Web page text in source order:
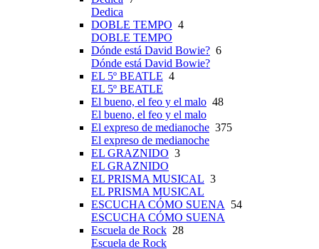
Dedica
DOBLE TEMPO 4
DOBLE TEMPO
Dónde está David Bowie? 6
Dónde está David Bowie?
EL 5º BEATLE 4
EL 5º BEATLE
El bueno, el feo y el malo 48
El bueno, el feo y el malo
El expreso de medianoche 375
El expreso de medianoche
EL GRAZNIDO 3
EL GRAZNIDO
EL PRISMA MUSICAL 3
EL PRISMA MUSICAL
ESCUCHA CÓMO SUENA 54
ESCUCHA CÓMO SUENA
Escuela de Rock 28
Escuela de Rock